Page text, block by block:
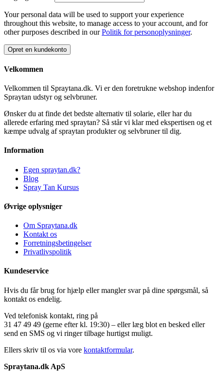
Your personal data will be used to support your experience
throughout this website, to manage access to your account, and for
other purposes described in ourPolitik for personoplysninger.
Opret en kundekonto
Velkommen
Velkommen til Spraytana.dk. Vi er den foretrukne webshop indenfor
Spraytan udstyr og selvbruner.
Ønsker du at finde det bedste alternativ til solarie, eller har du
allerede erfaring med spraytan? Så står vi klar med ekspertisen og et
kæmpe udvalg af spraytan produkter og selvbruner til dig.
Information
Egen spraytan.dk?
Blog
Spray Tan Kursus
Øvrige oplysniger
Om Spraytana.dk
Kontakt os
Forretningsbetingelser
Privatlivspolitik
Kundeservice
Hvis du får brug for hjælp eller mangler svar på dine spørgsmål, så
kontakt os endelig.
Ved telefonisk kontakt, ring på
31 47 49 49 (gerne efter kl. 19:30) – eller læg blot en besked eller
send en SMS og vi ringer tilbage hurtigst muligt.
Ellers skriv til os via vore kontaktformular.
Spraytana.dk ApS